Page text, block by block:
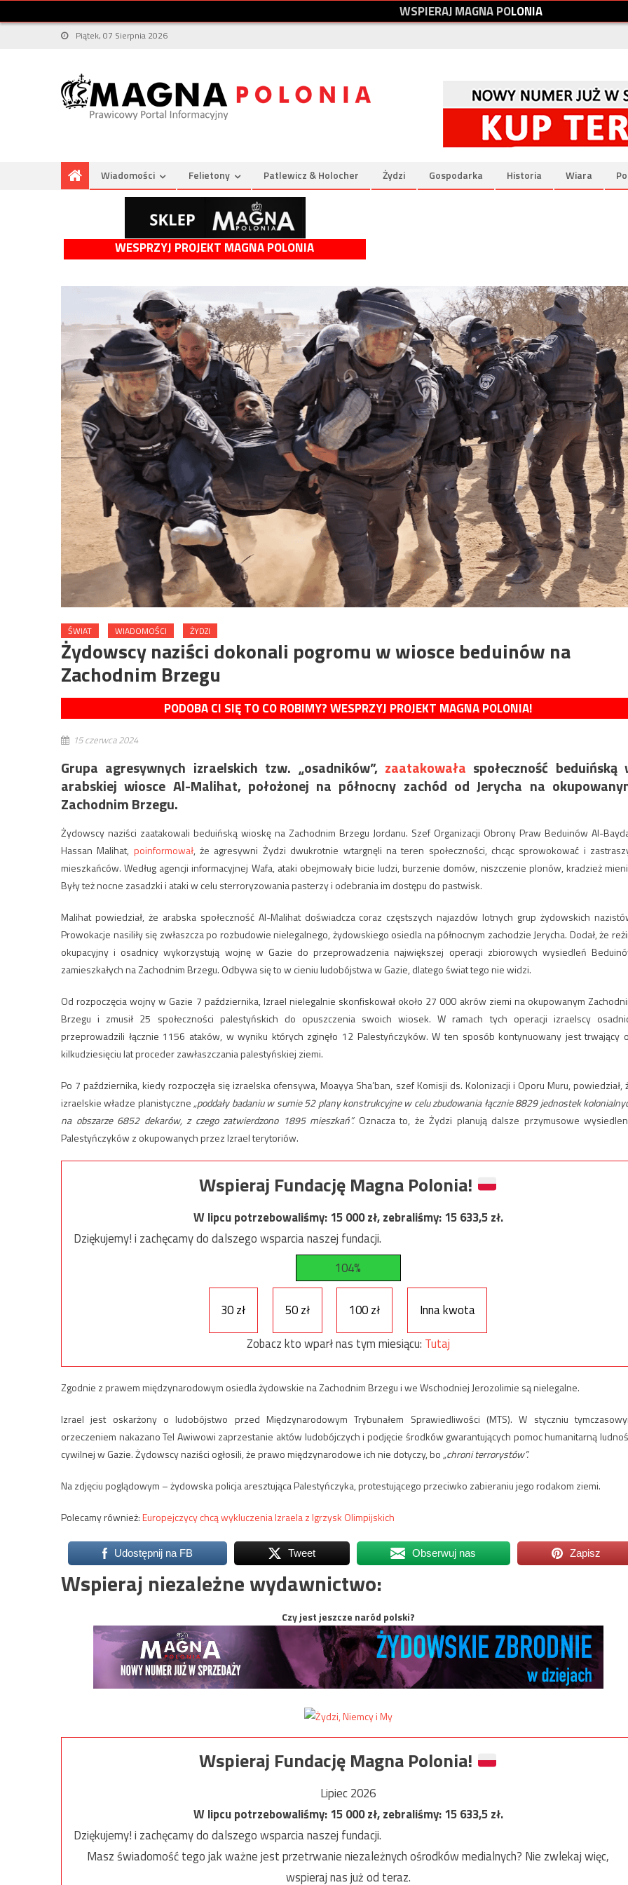
WSPIERAJMAGNAPOLONIA
Piątek, 07 Sierpnia 2026
Wiadomości Felietony Patlewicz & Holocher Żydzi Gospodarka Historia Wiara
WESPRZYJ PROJEKT MAGNA POLONIA
ŚWIAT WIADOMOŚCI ŻYDZI
Żydowscy naziści dokonali pogromu w wiosce beduinów na
Zachodnim Brzegu
PODOBA CI SIĘ TO CO ROBIMY? WESPRZYJ PROJEKT MAGNA POLONIA!
15 czerwca 2024
Grupa agresywnych izraelskich tzw. „osadników”, zaatakowała społeczność beduińską
arabskiej wiosce Al-Malihat, położonej na północny zachód od Jerycha na
Zachodnim Brzegu.
Żydowscy naziści zaatakowali beduińską wioskę na Zachodnim Brzegu Jordanu. Szef Organizacji Obrony Praw Beduinów Al-
Hassan Malihat, poinformował, że agresywni Żydzi dwukrotnie wtargnęli na teren społeczności, chcąc sprowokować i
mieszkańców. Według agencji informacyjnej Wafa, ataki obejmowały bicie ludzi, burzenie domów, niszczenie plonów, kradzież
Były też nocne zasadzki i ataki w celu sterroryzowania pasterzy i odebrania im dostępu do pastwisk.
Malihat powiedział, że arabska społeczność Al-Malihat doświadcza coraz częstszych najazdów lotnych grup żydowskich
Prowokacje nasiliły się zwłaszcza po rozbudowie nielegalnego, żydowskiego osiedla na północnym zachodzie Jerycha. Dodał, że
okupacyjny i osadnicy wykorzystują wojnę w Gazie do przeprowadzenia największej operacji zbiorowych wysiedleń
zamieszkałych na Zachodnim Brzegu. Odbywa się to w cieniu ludobójstwa w Gazie, dlatego świat tego nie widzi.
Od rozpoczęcia wojny w Gazie 7 października, Izrael nielegalnie skonfiskował około 27 000 akrów ziemi na okupowanym
Brzegu i zmusił 25 społeczności palestyńskich do opuszczenia swoich wiosek​. W ramach tych operacji izraelscy
przeprowadzili łącznie 1156 ataków, w wyniku których zginęło 12 Palestyńczyków. W ten sposób kontynuowany jest trwający
kilkudziesięciu lat proceder zawłaszczania palestyńskiej ziemi.
Po 7 października, kiedy rozpoczęła się izraelska ofensywa, Moayya Sha’ban, szef Komisji ds. Kolonizacji i Oporu Muru, powiedział,
izraelskie władze planistyczne „poddały badaniu w sumie 52 plany konstrukcyjne w celu zbudowania łącznie 8829 jednostek
na obszarze 6852 dekarów, z czego zatwierdzono 1895 mieszkań”. Oznacza to, że Żydzi planują dalsze przymusowe
Palestyńczyków z okupowanych przez Izrael terytoriów.
Wspieraj Fundację Magna Polonia!
W lipcu potrzebowaliśmy:15 000zł, zebraliśmy:15 633,5zł.
Dziękujemy! i zachęcamy do dalszego wsparcia naszej fundacji.
104%
30 zł 50 zł 100 zł
Inna kwota
Zobacz kto wparł nas tym miesiącu: Tutaj
Zgodnie z prawem międzynarodowym osiedla żydowskie na Zachodnim Brzegu i we Wschodniej Jerozolimie są nielegalne.
Izrael jest oskarżony o ludobójstwo przed Międzynarodowym Trybunałem Sprawiedliwości (MTS). W styczniu
orzeczeniem nakazano Tel Awiwowi zaprzestanie aktów ludobójczych i podjęcie środków gwarantujących pomoc humanitarną
cywilnej w Gazie. Żydowscy naziści ogłosili, że prawo międzynarodowe ich nie dotyczy, bo „chroni terrorystów”.
Na zdjęciu poglądowym – żydowska policja aresztująca Palestyńczyka, protestującego przeciwko zabieraniu jego rodakom ziemi.
Polecamy również:Europejczycy chcą wykluczenia Izraela z Igrzysk Olimpijskich
Udostępnij na FB Tweet Obserwuj nas Zapisz
Wspieraj niezależne wydawnictwo:
Czy jest jeszcze naród polski?
Wspieraj Fundację Magna Polonia!
Lipiec 2026
W lipcu potrzebowaliśmy:15 000zł, zebraliśmy:15 633,5zł.
Dziękujemy! i zachęcamy do dalszego wsparcia naszej fundacji.
Masz świadomość tego jak ważne jest przetrwanie niezależnych ośrodków medialnych? Nie zwlekaj więc,
wspieraj nas już od teraz.